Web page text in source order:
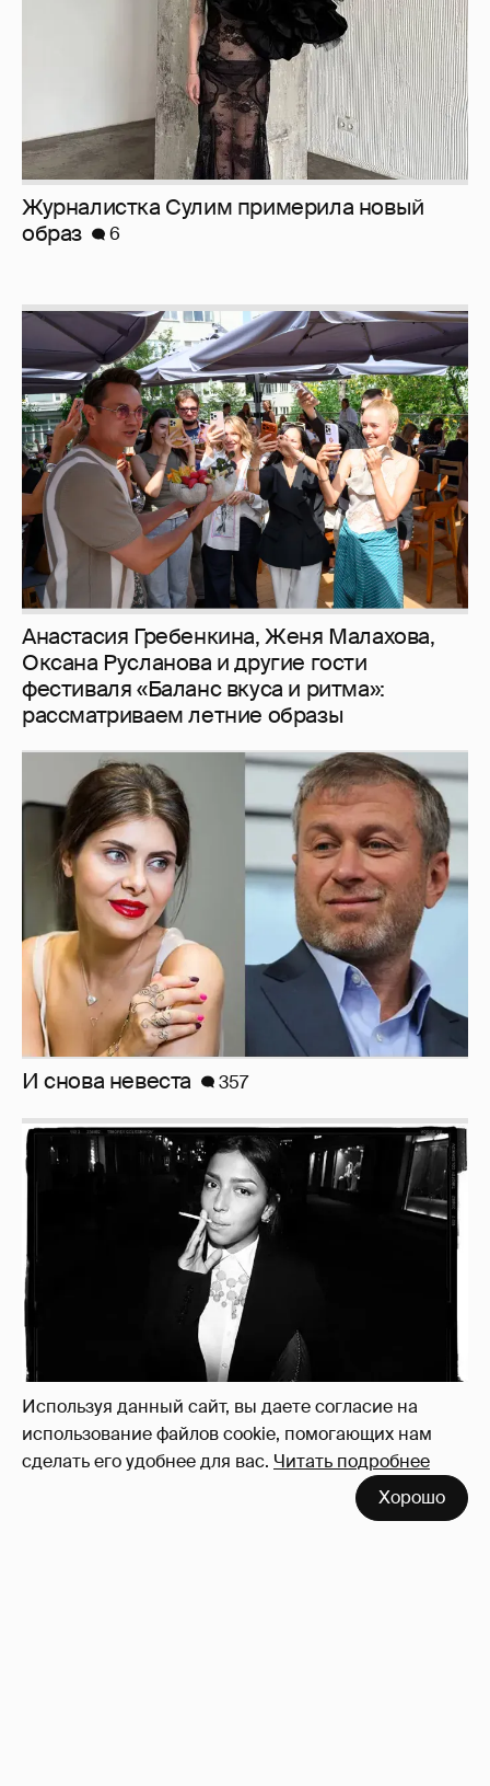
Используя данный сайт, вы даете согласие на
использование файлов cookie, помогающих нам
сделать его удобнее для вас. Читать подробнее
Хорошо
Анастасия Гребенкина, Женя Малахова,
Оксана Русланова и другие гости
фестиваля «Баланс вкуса и ритма»:
рассматриваем летние образы
И снова невеста 357
Рублёвские дочки 187